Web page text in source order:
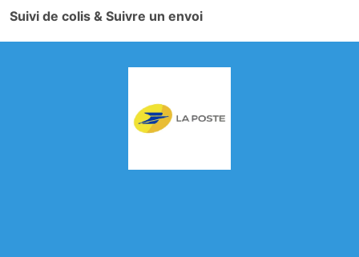
Suivi de colis & Suivre un envoi